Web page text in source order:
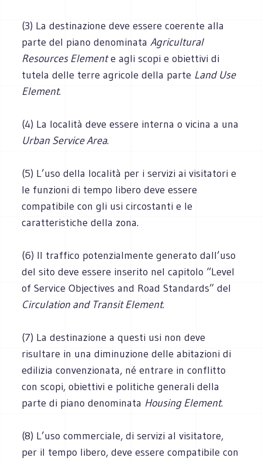
(3) La destinazione deve essere coerente alla
parte del piano denominataAgricultural
Resources Elemente agli scopi e obiettivi di
tutela delle terre agricole della parte Land Use
Element.
(4) La località deve essere interna o vicina a una
Urban Service Area.
(5) L’uso della località per i servizi ai visitatori e
le funzioni di tempo libero deve essere
compatibile con gli usi circostanti e le
caratteristiche della zona.
(6) Il traffico potenzialmente generato dall’uso
del sito deve essere inserito nel capitolo “Level
of Service Objectives and Road Standards” del
Circulation and Transit Element.
(7) La destinazione a questi usi non deve
risultare in una diminuzione delle abitazioni di
edilizia convenzionata, né entrare in conflitto
con scopi, obiettivi e politiche generali della
parte di piano denominata Housing Element.
(8) L’uso commerciale, di servizi al visitatore,
per il tempo libero, deve essere compatibile con